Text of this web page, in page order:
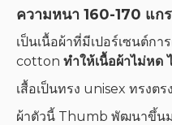
ความหนา 160-170 แก
เป็นเนื้อผ้าที่มีเปอร์เซนต์ก
cotton ทำให้เนื้อผ้าไม่หด
เสื้อเป็นทรง unisex ทรงต
ผ้าตัวนี้ Thumb พัฒนาขึ้น